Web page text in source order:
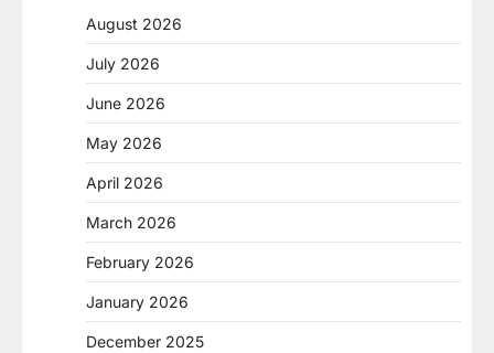
August 2026
July 2026
June 2026
May 2026
April 2026
March 2026
February 2026
January 2026
December 2025